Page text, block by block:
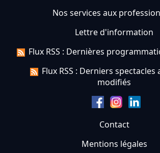
Nos services aux
Lettre d'information
Flux RSS : Dernières
Flux RSS : Derniers spectacles
modifiés
Contact
Mentions légales